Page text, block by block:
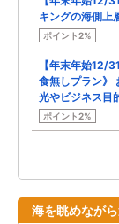
キングの海側上
ポイント2%
【年末年始12/
食無しプラン》
光やビジネス目
ポイント2%
海を眺めなが